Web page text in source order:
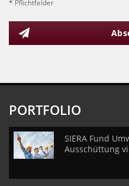
* Pflichtfelder
PORTFOLIO
SIERA Fund
Ausschüttung